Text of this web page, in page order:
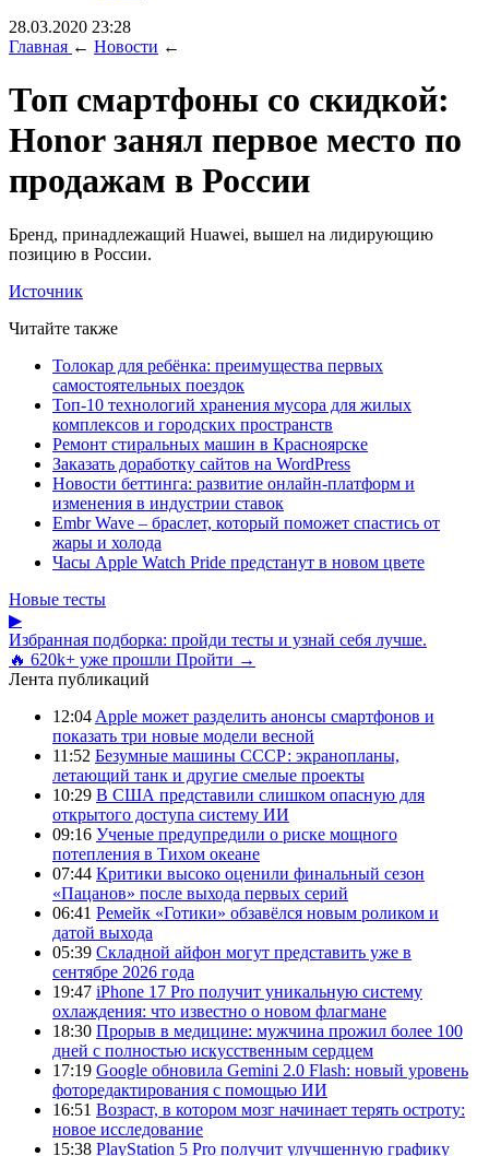
28.03.2020 23:28
Главная ← Новости ←
Топ смартфоны со скидкой:
Honor занял первое место по
продажам в России
Бренд, принадлежащий Huawei, вышел на лидирующию
позицию в России.
Источник
Читайте также
Толокар для ребёнка: преимущества первых
самостоятельных поездок
Топ-10 технологий хранения мусора для жилых
комплексов и городских пространств
Ремонт стиральных машин в Красноярске
Заказать доработку сайтов на WordPress
Новости беттинга: развитие онлайн-платформ и
изменения в индустрии ставок
Embr Wave – браслет, который поможет спастись от
жары и холода
Часы Apple Watch Pride предстанут в новом цвете
Новые тесты
▶
Избранная подборка: пройди тесты и узнай себя лучше.
🔥 620k+ уже прошли Пройти →
Лента публикаций
12:04 Apple может разделить анонсы смартфонов и
показать три новые модели весной
11:52 Безумные машины СССР: экранопланы,
летающий танк и другие смелые проекты
10:29 В США представили слишком опасную для
открытого доступа систему ИИ
09:16 Ученые предупредили о риске мощного
потепления в Тихом океане
07:44 Критики высоко оценили финальный сезон
«Пацанов» после выхода первых серий
06:41 Ремейк «Готики» обзавёлся новым роликом и
датой выхода
05:39 Складной айфон могут представить уже в
сентябре 2026 года
19:47 iPhone 17 Pro получит уникальную систему
охлаждения: что известно о новом флагмане
18:30 Прорыв в медицине: мужчина прожил более 100
дней с полностью искусственным сердцем
17:19 Google обновила Gemini 2.0 Flash: новый уровень
фоторедактирования с помощью ИИ
16:51 Возраст, в котором мозг начинает терять остроту:
новое исследование
15:38 PlayStation 5 Pro получит улучшенную графику